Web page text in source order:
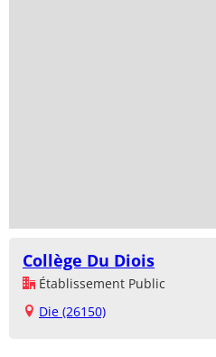
Collège Du Diois
Établissement Public
Die (26150)